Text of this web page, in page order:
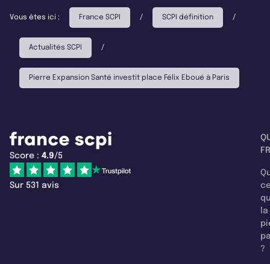
Vous êtes ici : France SCPI / SCPI définition /
Actualités SCPI /
Pierre Expansion Santé investit place Félix Eboué à Paris
Score : 4.9/5
Sur 531 avis
la
?